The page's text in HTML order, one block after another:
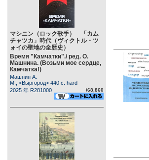
マシニン（ロック歌手） 「カム
チャツカ」時代（ヴィクトル・ツ
ォイの聖地の全歴史）
Время "Камчатки"./ ред. О.
Машнина. (Возьми мое сердце,
Камчатка!)
Машнин А.
М., <Выргород> 440 c. hard
2025 年 R281000
\68,860